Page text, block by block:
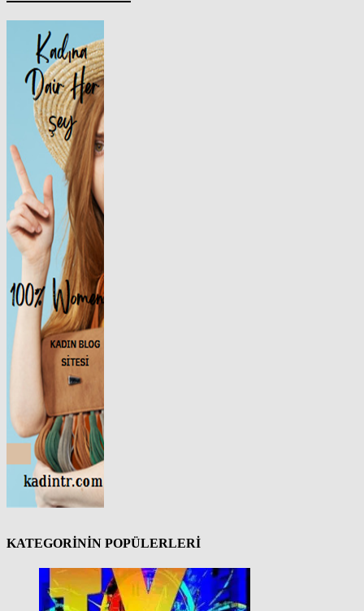
KATEGORİNİN POPÜLERLERİ